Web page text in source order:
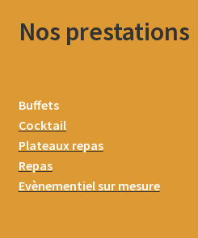
Nos prestations
Buffets
Cocktail
Plateaux repas
Repas
Evènementiel sur mesure